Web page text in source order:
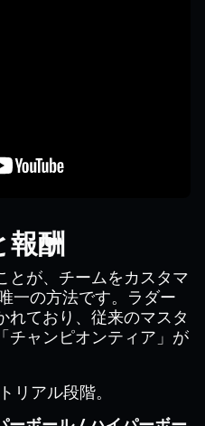
報酬
とが、チームをカスタマ
一の方法です。ラダー
れており、従来のマスタ
チャンピオンティア」が
リアル段階。